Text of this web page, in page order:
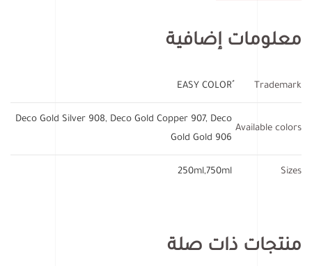
معلومات إضافية
Trademark
Available colors
Deco Gold Silver 908, Deco Gold Copper 907, Deco
Gold Gold 906
Sizes
250ml,750ml
منتجات ذات صلة